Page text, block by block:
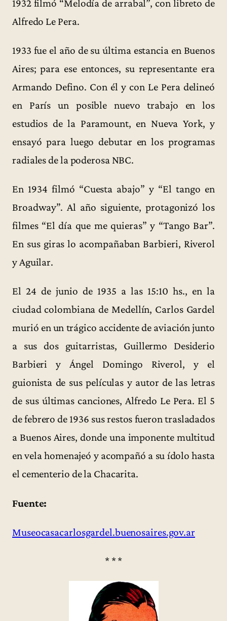
1932 filmó “Melodía de arrabal”, con libreto de
Alfredo Le Pera.
1933 fue el año de su última estancia en Buenos
Aires; para ese entonces, su representante era
Armando Defino. Con él y con Le Pera delineó
en París un posible nuevo trabajo en los
estudios de la Paramount, en Nueva York, y
ensayó para luego debutar en los programas
radiales de la poderosa NBC.
En 1934 filmó “Cuesta abajo” y “El tango en
Broadway”. Al año siguiente, protagonizó los
filmes “El día que me quieras” y “Tango Bar”.
En sus giras lo acompañaban Barbieri, Riverol
y Aguilar.
El 24 de junio de 1935 a las 15:10 hs., en la
ciudad colombiana de Medellín, Carlos Gardel
murió en un trágico accidente de aviación junto
a sus dos guitarristas, Guillermo Desiderio
Barbieri y Ángel Domingo Riverol, y el
guionista de sus películas y autor de las letras
de sus últimas canciones, Alfredo Le Pera. El 5
de febrero de 1936 sus restos fueron trasladados
a Buenos Aires, donde una imponente multitud
en vela homenajeó y acompañó a su ídolo hasta
el cementerio de la Chacarita.
Fuente:
Museocasacarlosgardel.buenosaires.gov.ar
* * *